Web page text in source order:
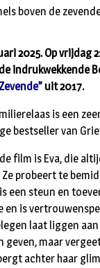
2025. Op
indrukwekkende
uit 2017.
is een
bestseller van
film is Eva, die
probeert te
een steun en
en is
laat liggen
geven, maar
achter haar